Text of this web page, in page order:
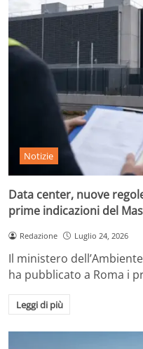
Notizie
Data center, nuove
prime indicazioni del
Redazione Luglio 24, 2026
Il ministero
ha pubblicato a Roma i
Leggi di più